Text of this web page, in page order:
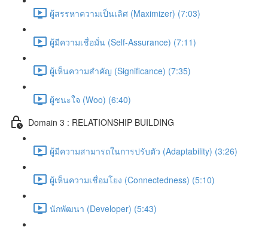
ผู้สรรหาความเป็นเลิศ (Maximizer) (7:03)
ผู้มีความเชื่อมั่น (Self-Assurance) (7:11)
ผู้เห็นความสำคัญ (Significance) (7:35)
ผู้ชนะใจ (Woo) (6:40)
Domain 3 : RELATIONSHIP BUILDING
ผู้มีความสามารถในการปรับตัว (Adaptability) (3:26)
ผู้เห็นความเชื่อมโยง (Connectedness) (5:10)
นักพัฒนา (Developer) (5:43)